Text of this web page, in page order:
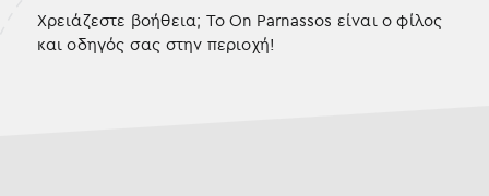
Χρειάζεστε βοήθεια; Το On Parnassos είναι ο φίλος
και οδηγός σας στην περιοχή!